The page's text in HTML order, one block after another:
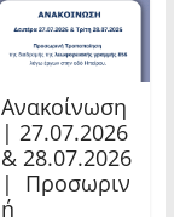
Ανακοίνωση
| 27.07.2026
& 28.07.2026
| Προσωριν
ή